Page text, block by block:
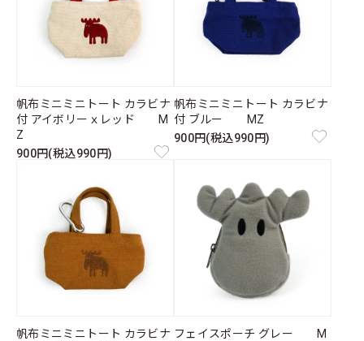
帆布ミニミニトート カラビナ
付 アイボリーｘレッド M
Z
900円(税込990円)
帆布ミニミニトート カラビナ
付 ブルー MZ
900円(税込990円)
帆布ミニミニトート カラビナ フェイスポーチ グレー M